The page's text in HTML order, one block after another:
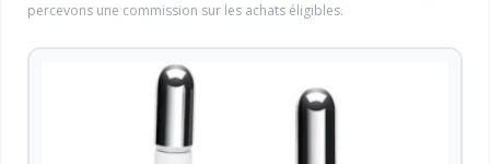
percevons une commission sur les achats éligibles.